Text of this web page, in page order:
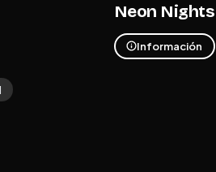
Neon Nights
Información